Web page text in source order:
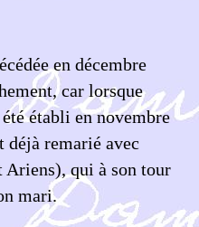
en décembre
car lorsque
établi en novembre
déjà remarié avec
Ariens), qui à son tour
mari.